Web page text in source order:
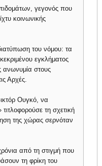
γεγονός που
κοινωνικής
του νόμου: τα
εγκλήματος
ανωνυμία στους
Αρχές.
Ουγκό, να
τη σχετική
της χώρας σερνόταν
από τη στιγμή που
τη φρίκη του